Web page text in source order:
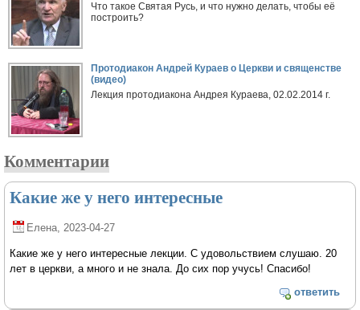
Что такое Святая Русь, и что нужно делать, чтобы её
построить?
Протодиакон Андрей Кураев о Церкви и священстве
(видео)
Лекция протодиакона Андрея Кураева, 02.02.2014 г.
Комментарии
Какие же у него интересные
Елена , 2023-04-27
Какие же у него интересные лекции. С удовольствием слушаю. 20
лет в церкви, а много и не знала. До сих пор учусь! Спасибо!
ответить